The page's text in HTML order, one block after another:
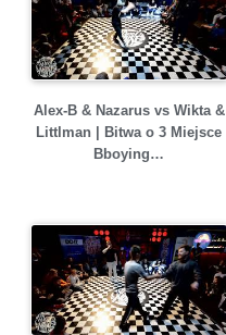
Alex-B & Nazarus vs Wikta &
Littlman | Bitwa o 3 Miejsce
Bboying…